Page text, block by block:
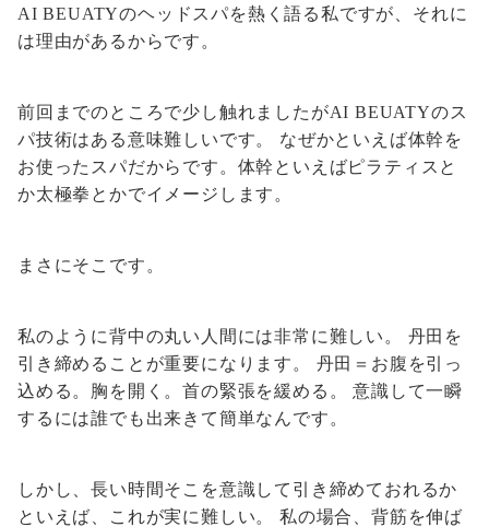
AI BEUATYのヘッドスパを熱く語る私ですが、それに
は理由があるからです。
前回までのところで少し触れましたがAI BEUATYのス
パ技術はある意味難しいです。 なぜかといえば体幹を
お使ったスパだからです。体幹といえばピラティスと
か太極拳とかでイメージします。
まさにそこです。
私のように背中の丸い人間には非常に難しい。 丹田を
引き締めることが重要になります。 丹田＝お腹を引っ
込める。胸を開く。首の緊張を緩める。 意識して一瞬
するには誰でも出来きて簡単なんです。
しかし、長い時間そこを意識して引き締めておれるか
といえば、これが実に難しい。 私の場合、背筋を伸ば